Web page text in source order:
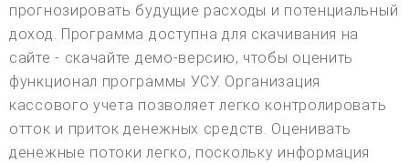
прогнозировать будущие расходы и потенциальный
доход. Программа доступна для скачивания на
сайте - скачайте демо-версию, чтобы оценить
функционал программы УСУ. Организация
кассового учета позволяет легко контролировать
отток и приток денежных средств. Оценивать
денежные потоки легко, поскольку информация